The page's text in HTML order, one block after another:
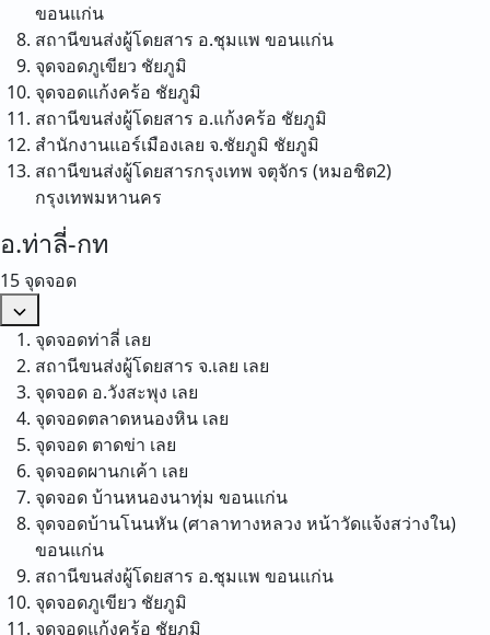
ขอนแก่น
สถานีขนส่งผู้โดยสาร อ.ชุมแพ ขอนแก่น
จุดจอดภูเขียว ชัยภูมิ
จุดจอดแก้งคร้อ ชัยภูมิ
สถานีขนส่งผู้โดยสาร อ.แก้งคร้อ ชัยภูมิ
สำนักงานแอร์เมืองเลย จ.ชัยภูมิ ชัยภูมิ
สถานีขนส่งผู้โดยสารกรุงเทพ จตุจักร (หมอชิต2)
กรุงเทพมหานคร
อ.ท่าลี่-กท
15 จุดจอด
จุดจอดท่าลี่ เลย
สถานีขนส่งผู้โดยสาร จ.เลย เลย
จุดจอด อ.วังสะพุง เลย
จุดจอดตลาดหนองหิน เลย
จุดจอด ตาดข่า เลย
จุดจอดผานกเค้า เลย
จุดจอด บ้านหนองนาทุ่ม ขอนแก่น
จุดจอดบ้านโนนหัน (ศาลาทางหลวง หน้าวัดแจ้งสว่างใน)
ขอนแก่น
สถานีขนส่งผู้โดยสาร อ.ชุมแพ ขอนแก่น
จุดจอดภูเขียว ชัยภูมิ
จุดจอดแก้งคร้อ ชัยภูมิ